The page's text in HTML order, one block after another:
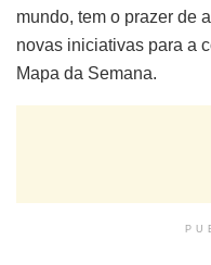
mundo, tem o prazer de
novas iniciativas para a
Mapa da Semana.